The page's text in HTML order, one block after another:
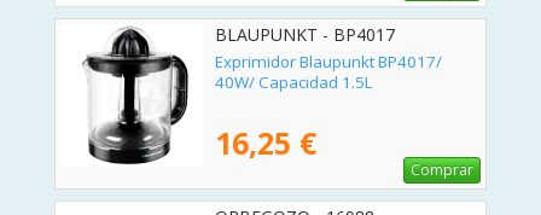
BLAUPUNKT - BP4017
Exprimidor Blaupunkt BP4017/
40W/ Capacidad 1.5L
16,25 €
Comprar